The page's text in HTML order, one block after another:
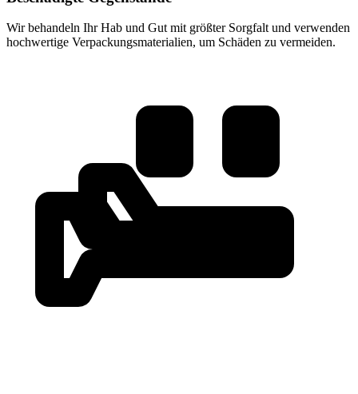
Wir behandeln Ihr Hab und Gut mit größter Sorgfalt und verwenden
hochwertige Verpackungsmaterialien, um Schäden zu vermeiden.